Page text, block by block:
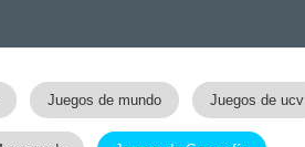
Juegos de mundo Juegos de ucv